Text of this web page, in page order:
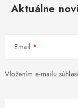
Aktuálne
Email
Vložením e-mailu